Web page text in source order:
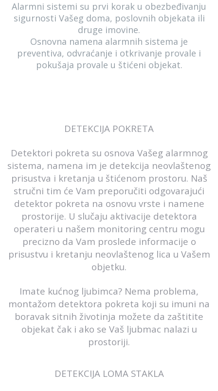
Alarmni sistemi su prvi korak u obezbeđivanju
sigurnosti Vašeg doma, poslovnih objekata ili
druge imovine.
Osnovna namena alarmnih sistema je
preventiva, odvraćanje i otkrivanje provale i
pokušaja provale u štićeni objekat.
DETEKCIJA POKRETA
Detektori pokreta su osnova Vašeg alarmnog
sistema, namena im je detekcija neovlaštenog
prisustva i kretanja u štićenom prostoru. Naš
stručni tim će Vam preporučiti odgovarajući
detektor pokreta na osnovu vrste i namene
prostorije. U slučaju aktivacije detektora
operateri u našem monitoring centru mogu
precizno da Vam proslede informacije o
prisustvu i kretanju neovlaštenog lica u Vašem
objetku.
Imate kućnog ljubimca? Nema problema,
montažom detektora pokreta koji su imuni na
boravak sitnih životinja možete da zaštitite
objekat čak i ako se Vaš ljubmac nalazi u
prostoriji.
DETEKCIJA LOMA STAKLA